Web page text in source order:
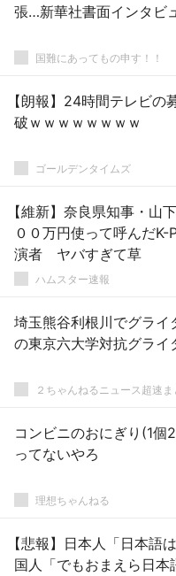
国難にあってもの申す！！
【朗報】24時間テレビの
破ｗｗｗｗｗｗｗｗ
ゴールデンタイムズ
【維新】奈良県知事・山
００万円使って呼んだK-
演者 ヤバすぎて草
ハムスター速報
埼玉熊谷利根川でグライダ
の東京六大学対抗グライ
２ちゃんねるニュース超速ま
コンビニのおにぎり(1個
ってないやろ
理想ちゃんねる
【悲報】日本人「日本語
国人「でもおまえら日本